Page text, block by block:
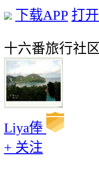
下载APP 打开
十六番旅行社区
Liya俸
+ 关注